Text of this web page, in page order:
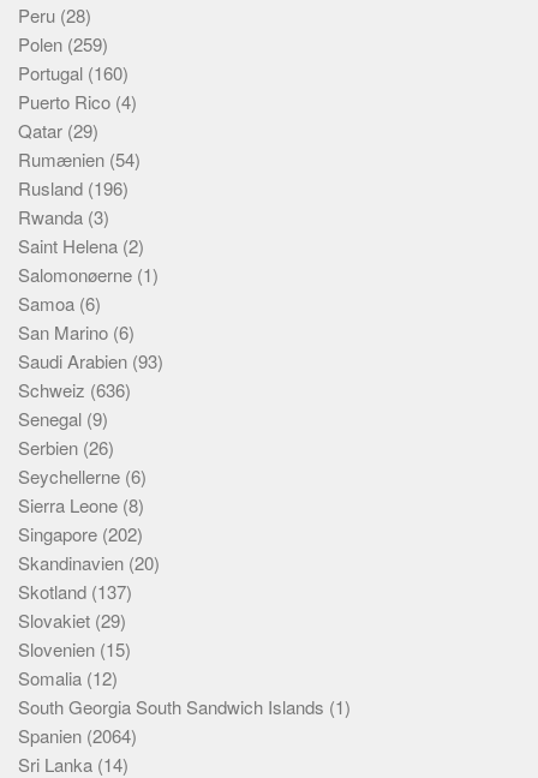
Peru (28)
Polen (259)
Portugal (160)
Puerto Rico (4)
Qatar (29)
Rumænien (54)
Rusland (196)
Rwanda (3)
Saint Helena (2)
Salomonøerne (1)
Samoa (6)
San Marino (6)
Saudi Arabien (93)
Schweiz (636)
Senegal (9)
Serbien (26)
Seychellerne (6)
Sierra Leone (8)
Singapore (202)
Skandinavien (20)
Skotland (137)
Slovakiet (29)
Slovenien (15)
Somalia (12)
South Georgia South Sandwich Islands (1)
Spanien (2064)
Sri Lanka (14)